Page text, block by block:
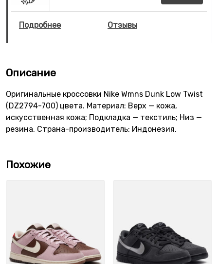
Подробнее Отзывы
Описание
Оригинальные кроссовки Nike Wmns Dunk Low Twist
(DZ2794-700) цвета. Материал: Верх — кожа,
искусственная кожа; Подкладка — текстиль; Низ —
резина. Страна-производитель: Индонезия.
Похожие